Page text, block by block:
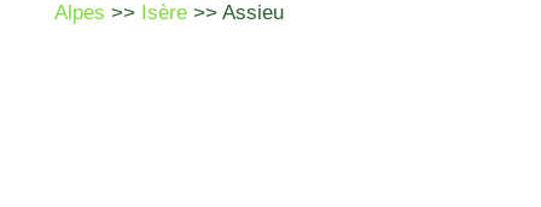
Alpes >> Isère>> Assieu